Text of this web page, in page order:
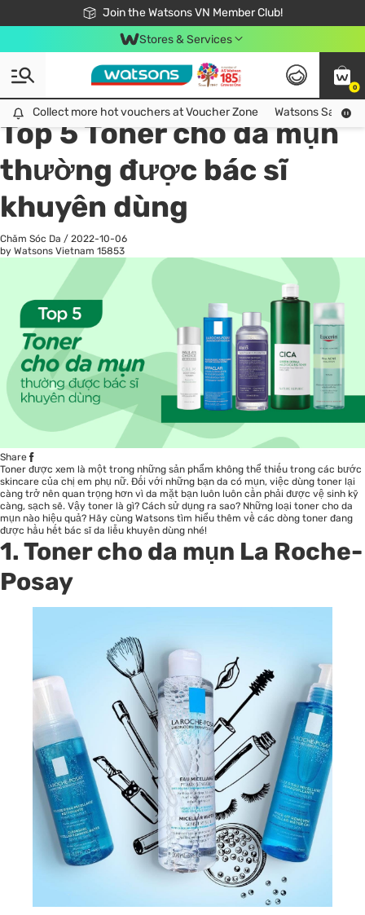
Join the Watsons VN Member Club!
Free Shipping For Order From 249,000Đ
24h Fast delivery in Hồ Chí Minh City
Stores & Services
0
Collect more hot vouchers at Voucher Zone
Collect more hot vouchers at Voucher Zone Watsons Safety
All
Chăm Sóc Cá Nhân
Top 5 Toner cho da mụn
thường được bác sĩ
khuyên dùng
Chăm Sóc Da / 2022-10-06
by Watsons Vietnam 15853
Share
Toner được xem là một trong những sản phẩm không thể thiếu trong các bước
skincare của chị em phụ nữ. Đối với những bạn da có mụn, việc dùng toner lại
càng trở nên quan trọng hơn vì da mặt bạn luôn luôn cần phải được vệ sinh kỹ
càng, sạch sẽ. Vậy toner là gì? Cách sử dụng ra sao? Những loại toner cho da
mụn nào hiệu quả? Hãy cùng Watsons tìm hiểu thêm về các dòng toner đang
được hầu hết bác sĩ da liễu khuyên dùng nhé!
1. Toner cho da mụn La Roche-
Posay